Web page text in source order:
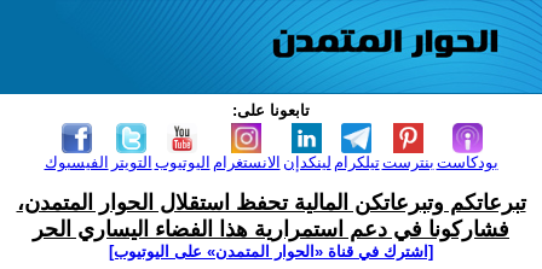
تابعونا على:
الفيسبوك التويتر اليوتيوب الانستغرام لينكدإن تيلكرامبنترست بودكاست
تبرعاتكم وتبرعاتكن المالية تحفظ استقلال الحوار المتمدن،
فشاركونا في دعم استمرارية هذا الفضاء اليساري الحر
[اشترك في قناة ‫«الحوار المتمدن» على اليوتيوب]